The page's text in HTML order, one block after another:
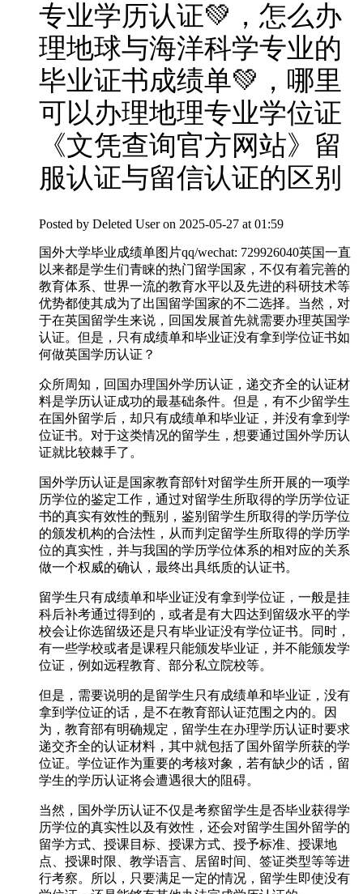
专业学历认证💚，怎么办
理地球与海洋科学专业的
毕业证书成绩单💚，哪里
可以办理地理专业学位证
《文凭查询官方网站》留
服认证与留信认证的区别
Posted by Deleted User on 2025-05-27 at 01:59
国外大学毕业成绩单图片qq/wechat: 729926040英国一直
以来都是学生们青睐的热门留学国家，不仅有着完善的
教育体系、世界一流的教育水平以及先进的科研技术等
优势都使其成为了出国留学国家的不二选择。当然，对
于在英国留学生来说，回国发展首先就需要办理英国学
认证。但是，只有成绩单和毕业证没有拿到学位证书如
何做英国学历认证？
众所周知，回国办理国外学历认证，递交齐全的认证材
料是学历认证成功的最基础条件。但是，有不少留学生
在国外留学后，却只有成绩单和毕业证，并没有拿到学
位证书。对于这类情况的留学生，想要通过国外学历认
证就比较棘手了。
国外学历认证是国家教育部针对留学生所开展的一项学
历学位的鉴定工作，通过对留学生所取得的学历学位证
书的真实有效性的甄别，鉴别留学生所取得的学历学位
的颁发机构的合法性，从而判定留学生所取得的学历学
位的真实性，并与我国的学历学位体系的相对应的关系
做一个权威的确认，最终出具纸质的认证书。
留学生只有成绩单和毕业证没有拿到学位证，一般是挂
科后补考通过得到的，或者是有大四达到留级水平的学
校会让你选留级还是只有毕业证没有学位证书。同时，
有一些学校或者是课程只能颁发毕业证，并不能颁发学
位证，例如远程教育、部分私立院校等。
但是，需要说明的是留学生只有成绩单和毕业证，没有
拿到学位证的话，是不在教育部认证范围之内的。因
为，教育部有明确规定，留学生在办理学历认证时要求
递交齐全的认证材料，其中就包括了国外留学所获的学
位证。学位证作为重要的考核对象，若有缺少的话，留
学生的学历认证将会遭遇很大的阻碍。
当然，国外学历认证不仅是考察留学生是否毕业获得学
历学位的真实性以及有效性，还会对留学生国外留学的
留学方式、授课目标、授课方式、授予标准、授课地
点、授课时限、教学语言、居留时间、签证类型等等进
行考察。所以，只要满足一定的情况，留学生即使没有